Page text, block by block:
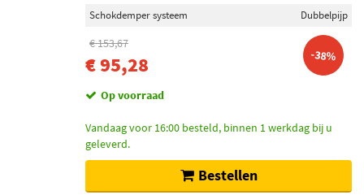
Schokdemper systeem
Dubbelpijp
€ 153,67
€ 95,28 -38%
Op voorraad
Vandaag voor 16:00 besteld, binnen 1 werkdag bij u
geleverd.
Bestellen